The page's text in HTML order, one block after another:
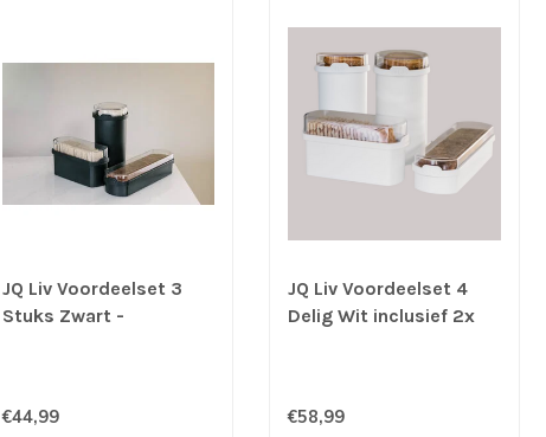
JQ Liv Voordeelset 3
Stuks Zwart -
€44,99
JQ Liv Voordeelset 4
Delig Wit inclusief 2x
bewaardoos en Cracker
€58,99